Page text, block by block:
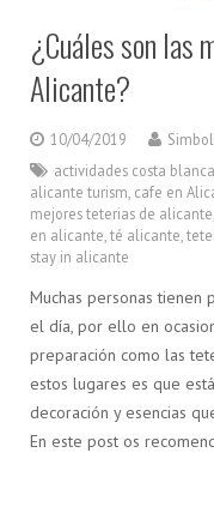
¿Cuáles son las
Alicante?
10/04/2019
actividades costa blanca
alicante turism cafe en
mejores teterias de alicante
en alicante té alicante
stay in alicante
Muchas personas tienen
el día, por ello en
preparación como las
estos lugares es que
decoración y esencias
En este post os